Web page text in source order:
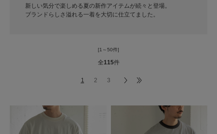
新しい気分で楽しめる夏の新作アイテムが続々と登場。
ブランドらしさ溢れる一着を大切に仕立てました。
[1～50件]
全115件
1 2 3